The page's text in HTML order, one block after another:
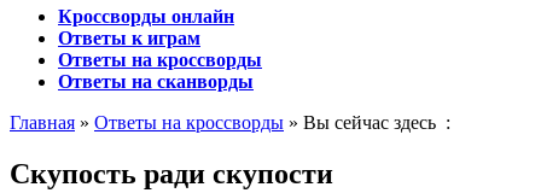
Кроссворды онлайн
Ответы к играм
Ответы на кроссворды
Ответы на сканворды
Главная » Ответы на кроссворды » Вы сейчас здесь :
Скупость ради скупости